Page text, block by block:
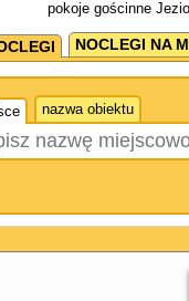
pokoje gościnne
NOCLEGI NA
nazwa obiektu